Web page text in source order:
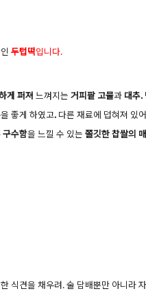
두텁떡입니다.
게 퍼져 느껴지는 거피팥 고물과 대추.
좋게 하였고. 다른 재료에 덥혀져 있
구수함을 느낄 수 있는 쫄깃한 찹쌀의
식견을 채우려. 술 담배뿐만 아니라